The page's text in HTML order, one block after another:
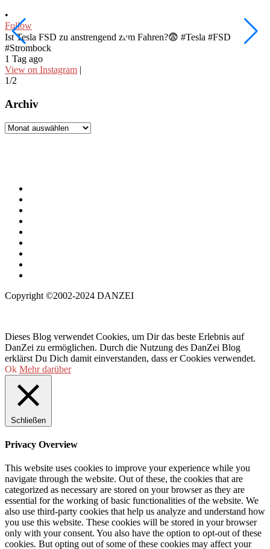
•
Follow
Ist Tesla FSD zu anstrengend zum Fahren?😨 #Tesla #FSD
#Strombock
1 Tag ago
View on Instagram |
1/2
Archiv
Archiv
Copyright ©2002-2024 DANZEI
Dieses Blog verwendet Cookies, um Dir das beste Erlebnis auf
DanZei zu ermöglichen. Durch die Nutzung des DanZei Blog
erklärst Du Dich damit einverstanden, dass er Cookies verwendet.
Ok Mehr darüber
Schließen
Privacy Overview
This website uses cookies to improve your experience while you
navigate through the website. Out of these, the cookies that are
categorized as necessary are stored on your browser as they are
essential for the working of basic functionalities of the website. We
also use third-party cookies that help us analyze and understand how
you use this website. These cookies will be stored in your browser
only with your consent. You also have the option to opt-out of these
cookies. But opting out of some of these cookies may affect your